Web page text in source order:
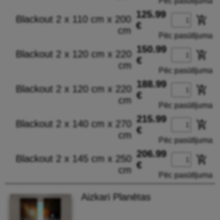
Blackout 2 x 110 cm x 200
cm
125.99
€
add_shopping_cart
Pēc pasūtījuma
Blackout 2 x 120 cm x 220
cm
150.99
€
add_shopping_cart
Pēc pasūtījuma
Blackout 2 x 120 cm x 220
cm
188.99
€
add_shopping_cart
Pēc pasūtījuma
Blackout 2 x 140 cm x 270
cm
215.99
€
add_shopping_cart
Pēc pasūtījuma
Blackout 2 x 145 cm x 250
cm
206.99
€
add_shopping_cart
Pēc pasūtījuma
Aizkari Planētas